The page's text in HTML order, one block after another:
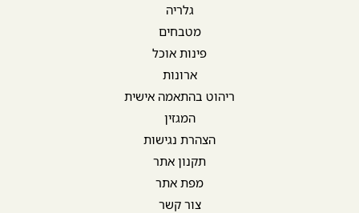
גלריה
מטבחים
פינות אוכל
ארונות
ריהוט בהתאמה אישית
המגזין
הצהרת נגישות
תקנון אתר
מפת אתר
צור קשר